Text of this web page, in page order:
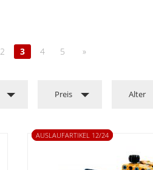
2 3 4 5 »
Preis Alter
AUSLAUFARTIKEL 12/24